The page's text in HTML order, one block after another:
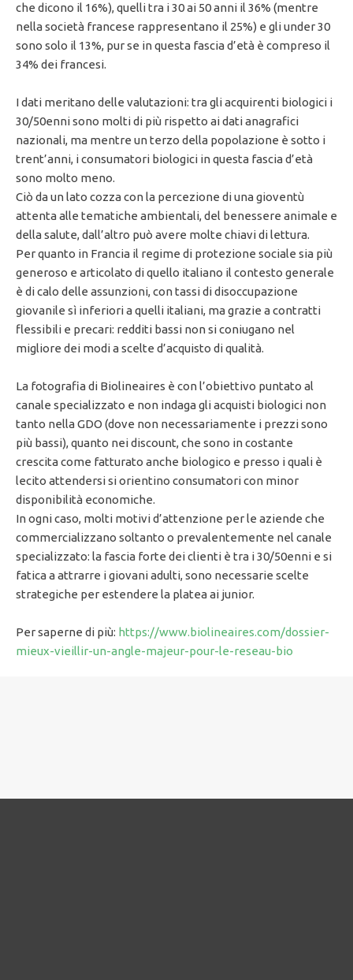
che dicono il 16%), quelli tra i 30 ai 50 anni il 36% (mentre
nella società francese rappresentano il 25%) e gli under 30
sono solo il 13%, pur se in questa fascia d’età è compreso il
34% dei francesi.
I dati meritano delle valutazioni: tra gli acquirenti biologici i
30/50enni sono molti di più rispetto ai dati anagrafici
nazionali, ma mentre un terzo della popolazione è sotto i
trent’anni, i consumatori biologici in questa fascia d’età
sono molto meno.
Ciò da un lato cozza con la percezione di una gioventù
attenta alle tematiche ambientali, del benessere animale e
della salute, dall’altro può avere molte chiavi di lettura.
Per quanto in Francia il regime di protezione sociale sia più
generoso e articolato di quello italiano il contesto generale
è di calo delle assunzioni, con tassi di disoccupazione
giovanile sì inferiori a quelli italiani, ma grazie a contratti
flessibili e precari: redditi bassi non si coniugano nel
migliore dei modi a scelte d’acquisto di qualità.
La fotografia di Biolineaires è con l’obiettivo puntato al
canale specializzato e non indaga gli acquisti biologici non
tanto nella GDO (dove non necessariamente i prezzi sono
più bassi), quanto nei discount, che sono in costante
crescita come fatturato anche biologico e presso i quali è
lecito attendersi si orientino consumatori con minor
disponibilità economiche.
In ogni caso, molti motivi d’attenzione per le aziende che
commercializzano soltanto o prevalentemente nel canale
specializzato: la fascia forte dei clienti è tra i 30/50enni e si
fatica a attrarre i giovani adulti, sono necessarie scelte
strategiche per estendere la platea ai junior.
Per saperne di più: https://www.biolineaires.com/dossier-
mieux-vieillir-un-angle-majeur-pour-le-reseau-bio